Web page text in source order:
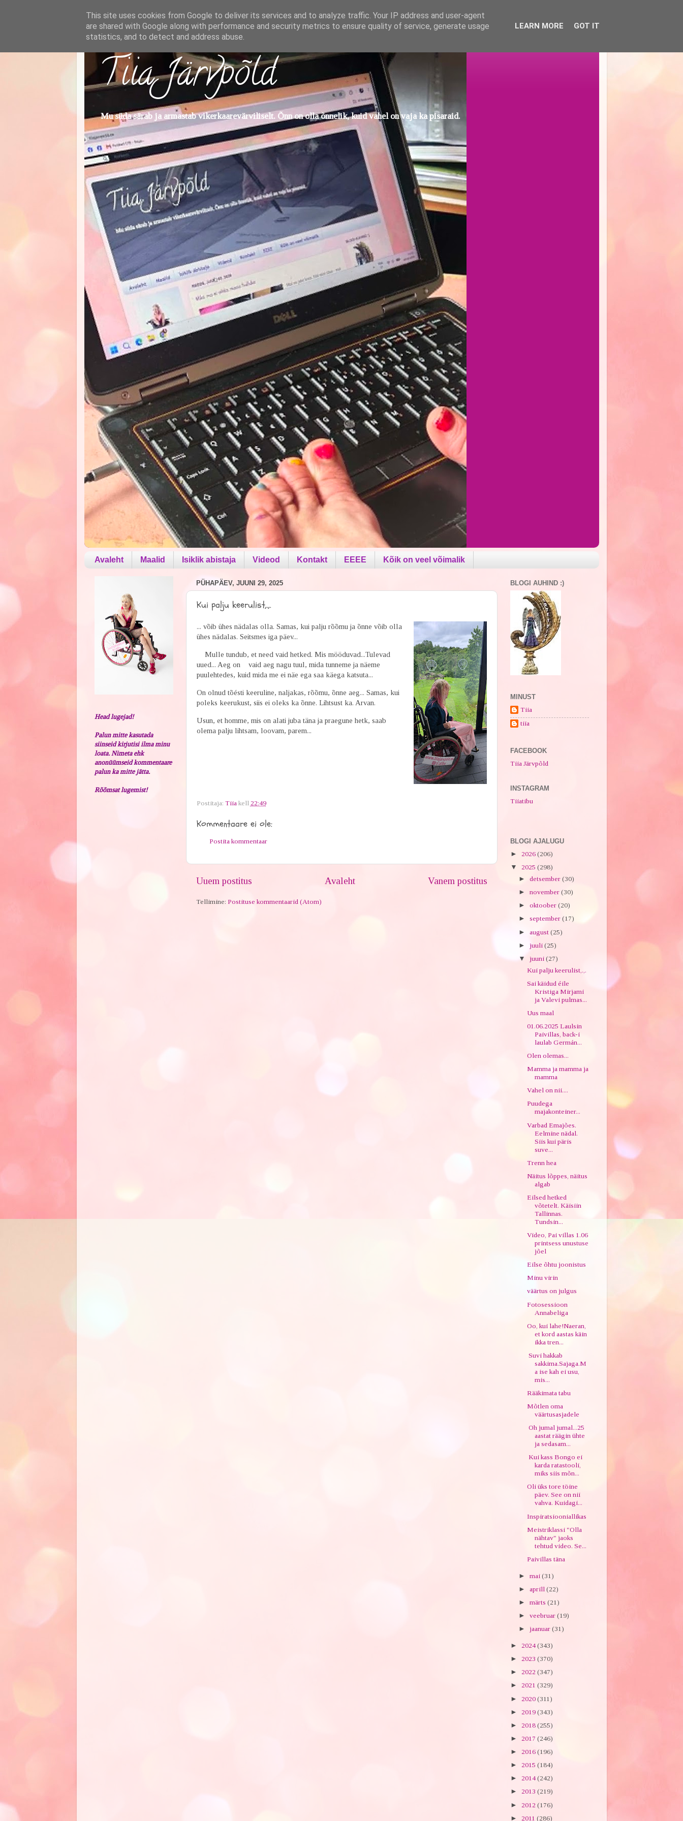
Tiia Järvpõld
Mu süda särab ja armastab vikerkaarevärviliselt. Õnn on olla õnnelik, kuid vahel on vaja ka pisaraid.
Avaleht Maalid Isiklik abistaja Videod Kontakt EEEE Kõik on veel võimalik
PÜHAPÄEV, JUUNI 29, 2025
Kui palju keerulist,.,.
... võib ühes nädalas olla. Samas, kui palju rõõmu ja õnne võib olla
ühes nädalas. Seitsmes iga päev...
Mulle tundub, et need vaid hetked. Mis mööduvad...Tulevad
uued... Aeg on
vaid aeg nagu tuul, mida tunneme ja näeme
puulehtedes, kuid mida me ei näe ega saa käega katsuta...
On olnud tõésti keeruline, naljakas, rõõmu, õnne aeg... Samas, kui
poleks keerukust, siis ei oleks ka õnne. Lihtsust ka. Arvan.
Usun, et homme, mis on alati juba täna ja praegune hetk, saab
olema palju lihtsam, loovam, parem...
Postitaja: Tiia kell 22:49
Kommentaare ei ole:
Postita kommentaar
Uuem postitus Vanem postitus
Avaleht
Tellimine: Postituse kommentaarid (Atom)
Head lugejad!
Palun mitte kasutada
siinseid kirjutisi ilma minu
loata. Nimeta ehk
anonüümseid kommentaare
palun ka mitte jätta.
Rõõmsat lugemist!
BLOGI AUHIND :)
MINUST
Tiia
tiia
FACEBOOK
Tiia Järvpõld
INSTAGRAM
Tiiatibu
BLOGI AJALUGU
► 2026 (206)
▼ 2025 (298)
► detsember (30)
► november (30)
► oktoober (20)
► september (17)
► august (25)
► juuli (25)
▼ juuni (27)
Kui palju keerulist,.,.
Sai käidud éile
Kristiga Mirjami
ja Valevi pulmas...
Uus maal
01.06.2025 Laulsin
Paivillas, back-i
laulab Germán...
Olen olemas...
Mamma ja mamma ja
mamma
Vahel on nii....
Puudega
majakonteiner...
Varbad Emajões.
Eelmine nädal.
Siis kui päris
suve...
Trenn hea
Näitus lõppes, näitus
algab
Eilsed hetked
võtetelt. Käisiin
Tallinnas.
Tundsin...
Video, Pai villas 1.06
printsess unustuse
jõel
Eilse õhtu joonistus
Minu virin
väärtus on julgus
Fotosessioon
Annabeliga
Oo, kui lahe!Naeran,
et kord aastas käin
ikka tren...
Suvi hakkab
sakkima.Sajaga.M
a ise kah ei usu,
mis...
Rääkimata tabu
Mõtlen oma
väärtusasjadele
Oh jumal jumal...25
aastat räägin ühte
ja sedasam...
Kui kass Bongo ei
karda ratastooli,
miks siis mõn...
Oli üks tore töine
päev. See on nii
vahva. Kuidagi...
Inspiratsiooniallikas
Meistriklassi "Olla
nähtav" jaoks
tehtud video. Se...
Paivillas täna
► mai (31)
► aprill (22)
► märts (21)
► veebruar (19)
► jaanuar (31)
► 2024(343)
► 2023 (370)
► 2022 (347)
► 2021 (329)
► 2020 (311)
► 2019 (343)
► 2018 (255)
► 2017 (246)
► 2016 (196)
► 2015 (184)
► 2014(242)
► 2013 (219)
► 2012 (176)
► 2011 (286)
This site uses cookies from Google to deliver its services and to analyze traffic. Your IP address and user-agent
are shared with Google along with performance and security metrics to ensure quality of service, generate usage
statistics, and to detect and address abuse.
LEARN MORE GOT IT